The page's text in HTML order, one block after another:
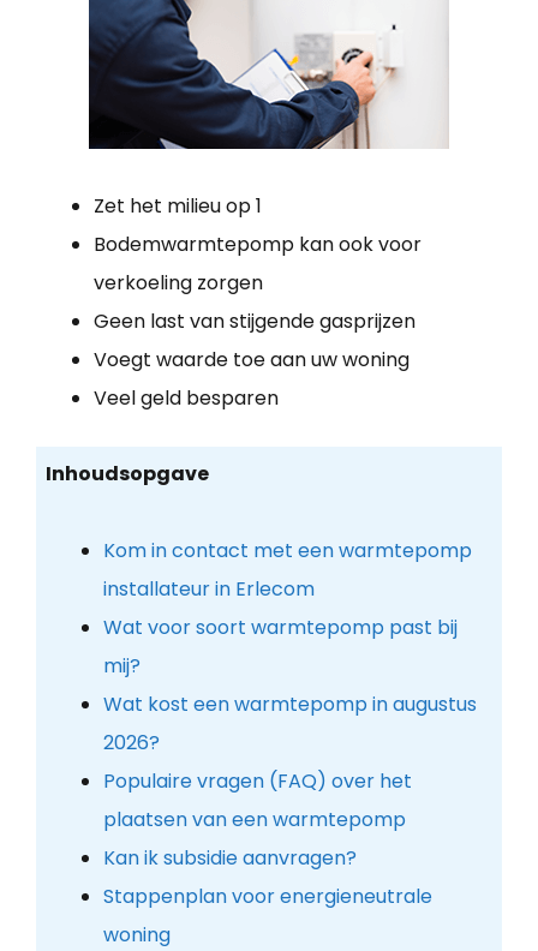
Zet het milieu op 1
Bodemwarmtepomp kan ook voor
verkoeling zorgen
Geen last van stijgende gasprijzen
Voegt waarde toe aan uw woning
Veel geld besparen
Inhoudsopgave
Kom in contact met een warmtepomp
installateur in Erlecom
Wat voor soort warmtepomp past bij
mij?
Wat kost een warmtepomp in augustus
2026?
Populaire vragen (FAQ) over het
plaatsen van een warmtepomp
Kan ik subsidie aanvragen?
Stappenplan voor energieneutrale
woning